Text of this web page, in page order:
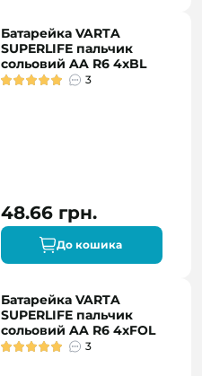
Батарейка VARTA
SUPERLIFE пальчик
сольовий AA R6 4xBL
3
48.66 грн.
До кошика
Батарейка VARTA
SUPERLIFE пальчик
сольовий AA R6 4xFOL
3